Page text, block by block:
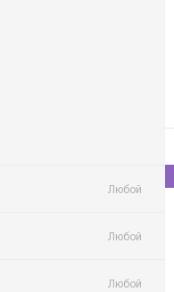
Любой
Любой
Любой